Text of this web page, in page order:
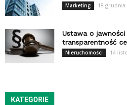
Marketing 18 grudnia
Ustawa o
transparentność
Nieruchomości 14
KATEGORIE